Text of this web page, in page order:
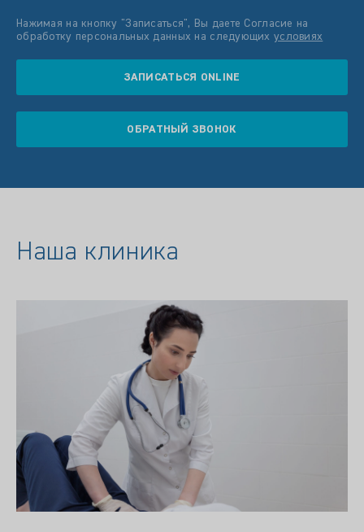
ЗАПИСАТЬСЯ ONLINE
ОБРАТНЫЙ ЗВОНОК
Нажимая на кнопку "Записатьcя", Вы даете Согласие на
обработку персональных данных на следующихусловиях
Наша клиника